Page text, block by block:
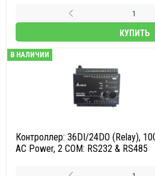
КУПИТЬ
В НАЛИЧИИ
Контроллер: 36DI/24DO (Relay),
AC Power, 2 COM: RS232 & RS485